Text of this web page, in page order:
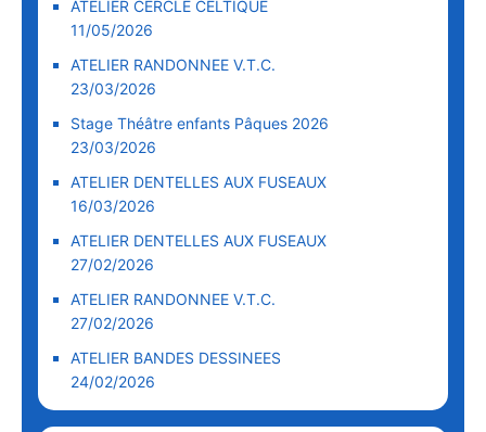
ATELIER CERCLE CELTIQUE
11/05/2026
ATELIER RANDONNEE V.T.C.
23/03/2026
Stage Théâtre enfants Pâques 2026
23/03/2026
ATELIER DENTELLES AUX FUSEAUX
16/03/2026
ATELIER DENTELLES AUX FUSEAUX
27/02/2026
ATELIER RANDONNEE V.T.C.
27/02/2026
ATELIER BANDES DESSINEES
24/02/2026